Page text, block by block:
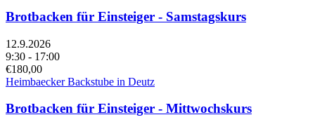
Brotbacken für Einsteiger - Samstagskurs
12.9.2026
9:30 - 17:00
€180,00
Heimbaecker Backstube in Deutz
Brotbacken für Einsteiger - Mittwochskurs